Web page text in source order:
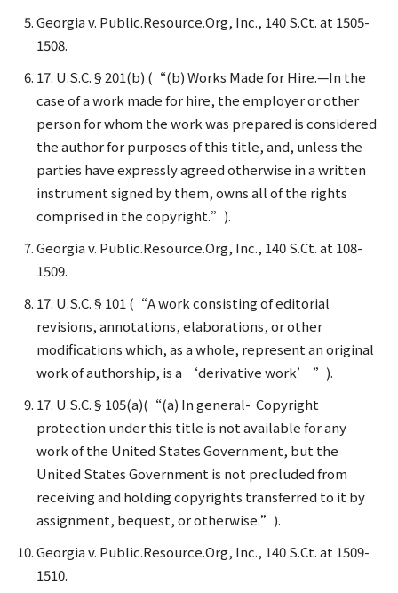
Georgia v. Public.Resource.Org, Inc., 140 S.Ct. at 1505-
1508.
17. U.S.C.§201(b) (“(b) Works Made for Hire.—In the
case of a work made for hire, the employer or other
person for whom the work was prepared is considered
the author for purposes of this title, and, unless the
parties have expressly agreed otherwise in a written
instrument signed by them, owns all of the rights
comprised in the copyright.”).
Georgia v. Public.Resource.Org, Inc., 140 S.Ct. at 108-
1509.
17. U.S.C.§101 (“A work consisting of editorial
revisions, annotations, elaborations, or other
modifications which, as a whole, represent an original
work of authorship, is a ‘derivative work’ ”).
17. U.S.C.§105(a)(“(a) In general- Copyright
protection under this title is not available for any
work of the United States Government, but the
United States Government is not precluded from
receiving and holding copyrights transferred to it by
assignment, bequest, or otherwise.”).
Georgia v. Public.Resource.Org, Inc., 140 S.Ct. at 1509-
1510.